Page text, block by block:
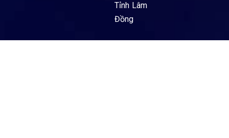
Tỉnh Lâm
Đồng